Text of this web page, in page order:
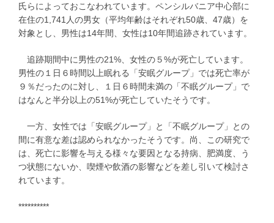
氏らによっておこなわれています。ペンシルバニア中心部に
在住の1,741人の男女（平均年齢はそれぞれ50歳、47歳）を
対象とし、男性は14年間、女性は10年間追跡されています。
追跡期間中に男性の21%、女性の５%が死亡しています。
男性の１日６時間以上眠れる「安眠グループ」では死亡率が
９％だったのに対し、１日６時間未満の「不眠グループ」で
はなんと半分以上の51%が死亡していたそうです。
一方、女性では「安眠グループ」と「不眠グループ」との
間に有意な差は認められなかったそうです。尚、この研究で
は、死亡に影響を与える様々な要因となる持病、肥満度、う
つ状態にないか、喫煙や飲酒の影響などを差し引いて検討さ
れています。
**********